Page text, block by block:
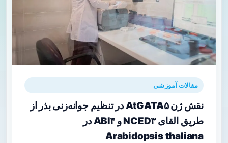
مقالات آموزشی
نقش ژن AtGATA۵ در تنظیم جوانه‌زنی بذر از
طریق القای NCED۳ و ABI۴ در
Arabidopsis thaliana